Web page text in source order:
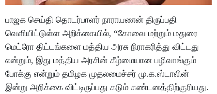
பாஜக செய்தி தொடர்பாளர் நாராயணன் திருப்பதி
வெளியிட்டுள்ள அறிக்கையில், “கோவை மற்றும் மதுரை
மெட்ரோ திட்டங்களை மத்திய அரசு நிராகரித்து விட்டது
என்றும், இது மத்திய அரசின் கீழ்மையான பழிவாங்கும்
போக்கு என்றும் தமிழக முதலமைச்சர் மு.க.ஸ்டாலின்
இன்று அறிக்கை விட்டிருப்பது கடும் கண்டனத்திற்குரியது.